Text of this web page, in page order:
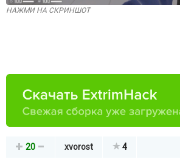
НАЖМИ НА СКРИНШОТ
20 xvorost 4